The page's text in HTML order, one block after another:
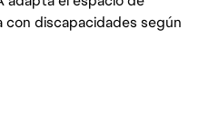
discapacidades según